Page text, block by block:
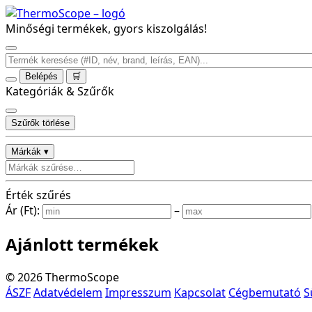
Minőségi termékek, gyors kiszolgálás!
Belépés 🛒
Kategóriák & Szűrők
Szűrők törlése
Márkák ▾
Érték szűrés
Ár (Ft):
–
Ajánlott termékek
©2026ThermoScope
ÁSZFAdatvédelem Impresszum Kapcsolat Cégbemutató